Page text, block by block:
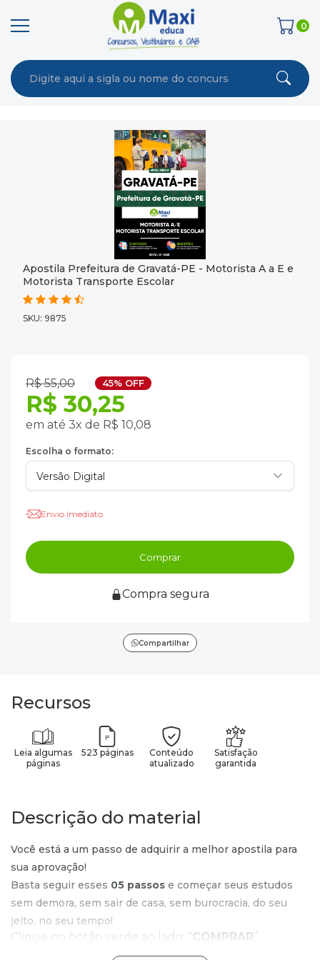
0
Apostila Prefeitura de Gravatá-PE - Motorista A a E e
Motorista Transporte Escolar
SKU: 9875
R$ 55,00 45% OFF
R$ 30,25
em até 3x de R$ 10,08
Escolha o formato:
Envio imediato
Comprar
Compra segura
Compartilhar
Recursos
Leia algumas
páginas
523 páginas
Conteúdo
atualizado
Satisfação
garantida
Descrição do material
Você está a um passo de adquirir a melhor apostila para
sua aprovação!
Basta seguir esses 05 passos e começar seus estudos
sem demora, sem sair de casa, sem burocracia, do seu
jeito, no seu tempo!
Clique no botão verde ao lado: “COMPRAR”.